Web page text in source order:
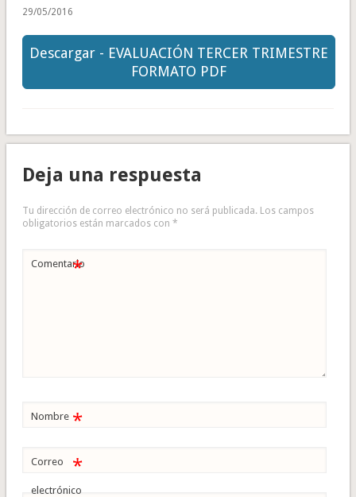
29/05/2016
Descargar - EVALUACIÓN TERCER TRIMESTRE
FORMATO PDF
Deja una respuesta
Tu dirección de correo electrónico no será publicada. Los campos
obligatorios están marcados con *
Comentario
*
Nombre *
Correo
electrónico
*